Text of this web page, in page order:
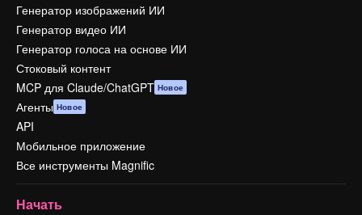
Генератор изображений ИИ
Генератор видео ИИ
Генератор голоса на основе ИИ
Стоковый контент
MCP для Claude/ChatGPT Новое
Агенты Новое
API
Мобильное приложение
Все инструменты Magnific
Начать